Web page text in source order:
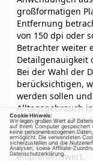
großformatigen
Entfernung
von 150 dpi oder
Betrachter weiter
Detailgenauigkeit
Bei der Wahl der
berücksichtigen,
werden sollen
Alltagsgebrauch
Regel
Grafiken gedruckt
Druck erforderlich
empfehlenswert.
Cookie Hinweis:
Wir legen großen Wert auf
auf Ihrem Computer gespeichert
keine personenbezogenen
ermöglicht. Die verwendeten
sicherzustellen und die
Analysen, sowie Affiliate-
Datenschutzerklärung